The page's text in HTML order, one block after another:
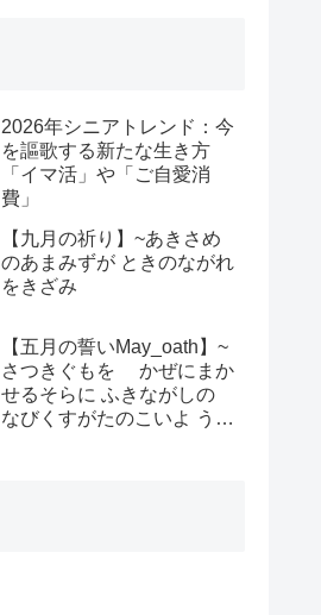
2026年シニアトレンド：今
を謳歌する新たな生き方
「イマ活」や「ご自愛消
費」
【九月の祈り】~あきさめ
のあまみずが ときのながれ
をきざみ
【五月の誓いMay_oath】~
さつきぐもを かぜにまか
せるそらに ふきながしの
なびくすがたのこいよ うま